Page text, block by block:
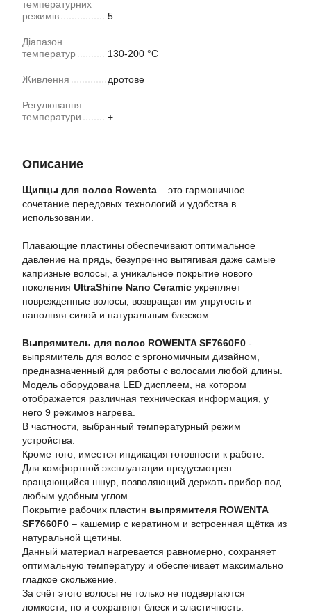
температурних
режимів
5
Діапазон
температур
130-200 °С
Живлення дротове
Регулювання
температури
+
Описание
Щипцы для волос Rowenta – это гармоничное
сочетание передовых технологий и удобства в
использовании.
Плавающие пластины обеспечивают оптимальное
давление на прядь, безупречно вытягивая даже самые
капризные волосы, а уникальное покрытие нового
поколения UltraShine Nano Ceramic укрепляет
поврежденные волосы, возвращая им упругость и
наполняя силой и натуральным блеском.
Выпрямитель для волос ROWENTA SF7660F0 -
выпрямитель для волос с эргономичным дизайном,
предназначенный для работы с волосами любой длины.
Модель оборудована LED дисплеем, на котором
отображается различная техническая информация, у
него 9 режимов нагрева.
В частности, выбранный температурный режим
устройства.
Кроме того, имеется индикация готовности к работе.
Для комфортной эксплуатации предусмотрен
вращающийся шнур, позволяющий держать прибор под
любым удобным углом.
Покрытие рабочих пластин выпрямителя ROWENTA
SF7660F0 – кашемир с кератином и встроенная щётка из
натуральной щетины.
Данный материал нагревается равномерно, сохраняет
оптимальную температуру и обеспечивает максимально
гладкое скольжение.
За счёт этого волосы не только не подвергаются
ломкости, но и сохраняют блеск и эластичность.